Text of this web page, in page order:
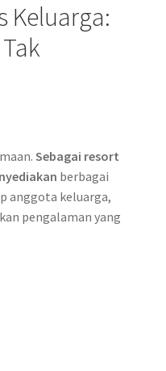
Keluarga:
Sebagai resort
berbagai
anggota keluarga,
pengalaman yang